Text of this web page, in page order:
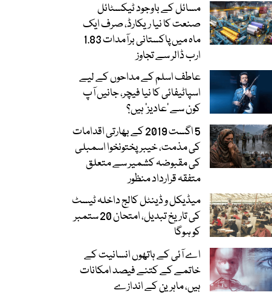
مسائل کے باوجود ٹیکسٹائل
صنعت کا نیا ریکارڈ، صرف ایک
ماہ میں پاکستانی برآمدات 1.83
ارب ڈالر سے تجاوز
عاطف اسلم کے مداحوں کے لیے
اسپاٹیفائی کا نیا فیچر، جانیں آپ
کون سے ‘عادیز’ ہیں؟
5 اگست 2019 کے بھارتی اقدامات
کی مذمت، خیبرپختونخوا اسمبلی
کی مقبوضہ کشمیر سے متعلق
متفقہ قرارداد منظور
میڈیکل و ڈینٹل کالج داخلہ ٹیسٹ
کی تاریخ تبدیل، امتحان 20 ستمبر
کو ہوگا
اے آئی کے ہاتھوں انسانیت کے
خاتمے کے کتنے فیصد امکانات
ہیں، ماہرین کے اندازے